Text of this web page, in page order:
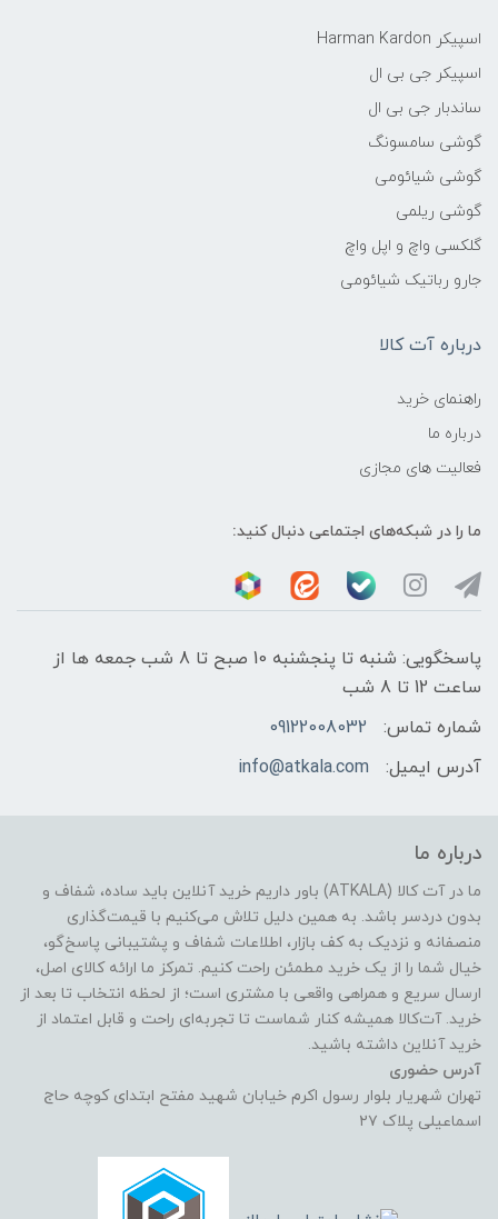
اسپیکر Harman Kardon
اسپیکر جی بی ال
ساندبار جی بی ال
گوشی سامسونگ
گوشی شیائومی
گوشی ریلمی
گلکسی واچ و اپل واچ
جارو رباتیک شیائومی
درباره آت کالا
راهنمای خرید
درباره ما
فعالیت های مجازی
ما را در شبکه‌های اجتماعی دنبال کنید:
پاسخگویی: شنبه تا پنجشنبه 10 صبح تا 8 شب جمعه ها از
ساعت 12 تا 8 شب
شماره تماس:
09122008032
آدرس ایمیل:
info@atkala.com
درباره ما
ما در آت کالا (ATKALA) باور داریم خرید آنلاین باید ساده، شفاف و
بدون دردسر باشد. به همین دلیل تلاش می‌کنیم با قیمت‌گذاری
منصفانه و نزدیک به کف بازار، اطلاعات شفاف و پشتیبانی پاسخ‌گو،
خیال شما را از یک خرید مطمئن راحت کنیم. تمرکز ما ارائه کالای اصل،
ارسال سریع و همراهی واقعی با مشتری است؛ از لحظه انتخاب تا بعد از
خرید. آت‌کالا همیشه کنار شماست تا تجربه‌ای راحت و قابل اعتماد از
خرید آنلاین داشته باشید.
آدرس حضوری
تهران شهریار بلوار رسول اکرم خیابان شهید مفتح ابتدای کوچه حاج
اسماعیلی پلاک ۲۷